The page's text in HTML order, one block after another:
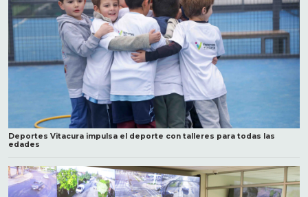
Deportes Vitacura impulsa el deporte con talleres para todas las
edades